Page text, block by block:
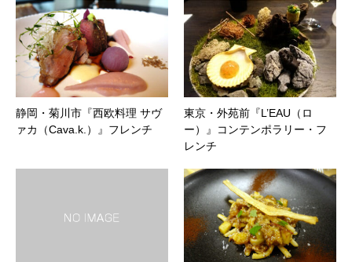
静岡・菊川市『西欧料理 サヴ
ァカ（Cava.k.）』フレンチ
東京・外苑前『L’EAU（ロ
ー）』コンテンポラリー・フ
レンチ